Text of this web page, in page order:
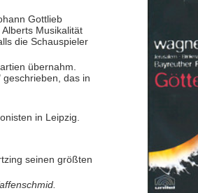
Gottlieb
Musikalität
die Schauspieler
übernahm.
das in
in Leipzig.
seinen größten